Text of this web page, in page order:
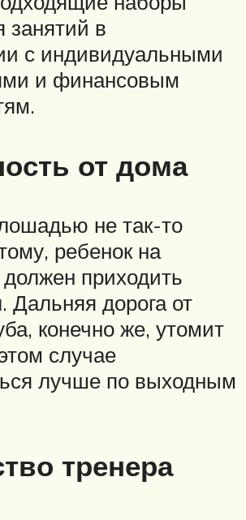
в
с индивидуальными
и финансовым
от дома
не так-то
ребенок на
приходить
Дальняя дорога от
конечно же, утомит
случае
лучше по выходным
тренера